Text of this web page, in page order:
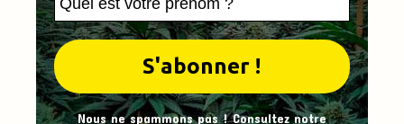
Nous ne spammons pas ! Consultez notre